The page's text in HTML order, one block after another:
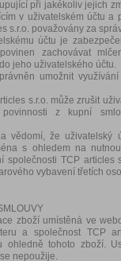
při jakékoliv jejich
v uživatelském účtu a
s.r.o. považovány za
účtu je
zachovávat
jeho uživatelského účtu.
umožnit využívání
s.r.o. může zrušit
z kupní
že uživatelský
s ohledem na
společnosti TCP articles
vybavení třetích
zboží umístěná ve
a společnost TCP
ohledně tohoto zboží.
nepoužije.